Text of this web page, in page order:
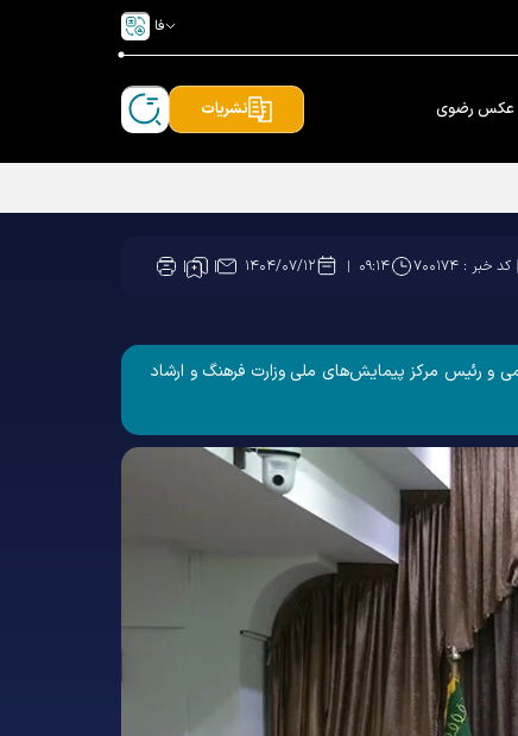
فا
عکس رضوی نشریات
کد خبر :۷۰۰۱۷۴ ۰۹:۱۴ ۱۴۰۴/۰۷/۱۲
رئیس مرکز پیمایش‌های ملی وزارت فرهنگ و ارشاد